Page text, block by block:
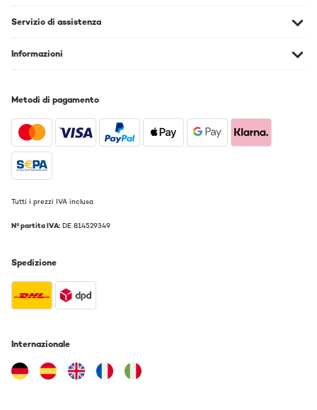
Servizio di assistenza
Informazioni
Metodi di pagamento
Tutti i prezzi IVA inclusa
N° partita IVA: DE 814529349
Spedizione
Internazionale